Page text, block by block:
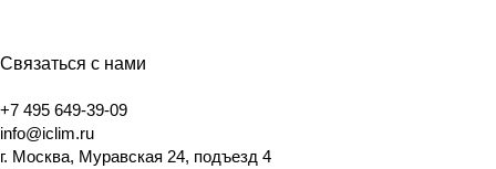
Связаться с нами
+7 495 649-39-09
info@iclim.ru
г. Москва, Муравская 24, подъезд 4